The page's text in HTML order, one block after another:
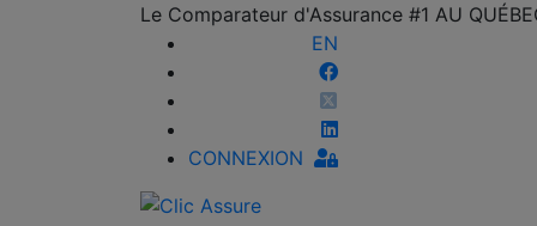
Le Comparateur d'Assurance #1 AU
EN
CONNEXION